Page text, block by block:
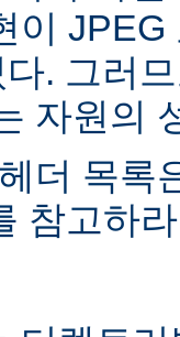
이
. 그러
자원의
더 목록
참고하